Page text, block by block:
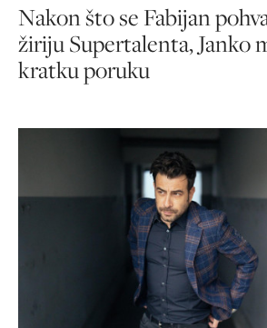
Nakon što se Fabijan
žiriju Supertalenta, Janko
kratku poruku